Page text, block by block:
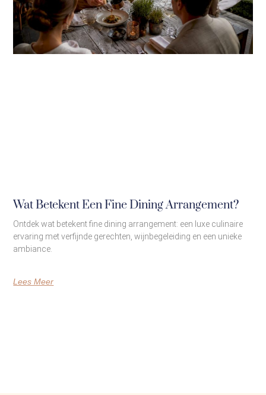
Wat Betekent Een Fine Dining Arrangement?
Ontdek wat betekent fine dining arrangement: een luxe culinaire
ervaring met verfijnde gerechten, wijnbegeleiding en een unieke
ambiance.
Lees Meer